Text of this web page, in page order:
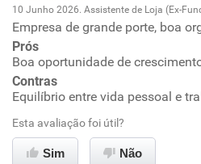
Conciliação com a vida familiar
Benefícios
Recomenda esta empresa
Não recomenda a diretoria
Oportunidade de promoção
Ambiente de trabalho
Benefícios
10 Junho 2026. Assistente de Loja (Ex-
Empresa de grande porte, boa
Prós
Boa oportunidade de
Contras
Equilíbrio entre vida pessoal e
Esta avaliação foi útil?
Sim Não